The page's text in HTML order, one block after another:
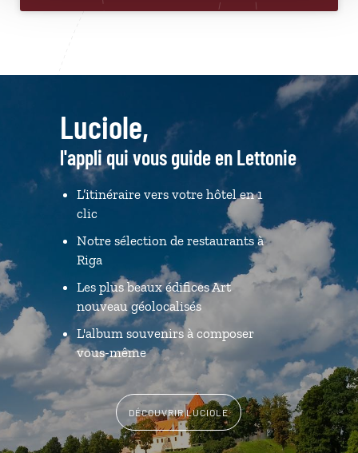
Luciole,
l'appli qui vous guide en Lettonie
L’itinéraire vers votre hôtel en 1
clic
Notre sélection de restaurants à
Riga
Les plus beaux édifices Art
nouveau géolocalisés
L'album souvenirs à composer
vous-même
DÉCOUVRIR LUCIOLE